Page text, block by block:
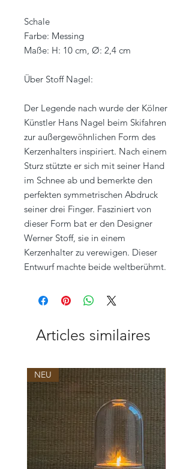
Schale
Farbe: Messing
Maße: H: 10 cm, Ø: 2,4 cm
Über Stoff Nagel:
Der Legende nach wurde der Kölner
Künstler Hans Nagel beim Skifahren
zur außergewöhnlichen Form des
Kerzenhalters inspiriert. Nach einem
Sturz stützte er sich mit seiner Hand
im Schnee ab und bemerkte den
perfekten symmetrischen Abdruck
seiner drei Finger. Fasziniert von
dieser Form bat er den Designer
Werner Stoff, sie in einem
Kerzenhalter zu verewigen. Dieser
Entwurf machte beide weltberühmt.
Articles similaires
NEU